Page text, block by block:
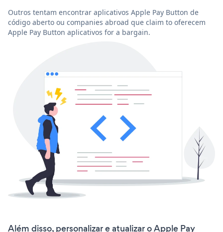
Outros tentam encontrar aplicativos Apple Pay Button de
código aberto ou companies abroad que claim to oferecem
Apple Pay Button aplicativos for a bargain.
Além disso, personalizar e atualizar o Apple Pay